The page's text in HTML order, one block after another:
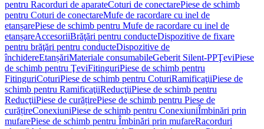
pentru Racorduri de aparateCoturi de conectarePiese de schimb
pentru Coturi de conectareMufe de racordare cu inel de
etanșarePiese de schimb pentru Mufe de racordare cu inel de
etanșareAccesoriiBrăţări pentru conducteDispozitive de fixare
pentru brăţări pentru conducteDispozitive de
închidereEtanșăriMateriale consumabileGeberit Silent-PPŢeviPiese
de schimb pentru ŢeviFitinguriPiese de schimb pentru
FitinguriCoturiPiese de schimb pentru CoturiRamificaţiiPiese de
schimb pentru RamificaţiiReducţiiPiese de schimb pentru
ReducţiiPiese de curățirePiese de schimb pentru Piese de
curățireConexiuniPiese de schimb pentru ConexiuniÎmbinări prin
mufarePiese de schimb pentru Îmbinări prin mufareRacorduri